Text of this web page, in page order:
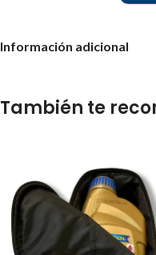
Información adicional
También te